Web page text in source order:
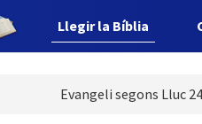
Llegir la Bíblia
Evangeli segons Lluc 24